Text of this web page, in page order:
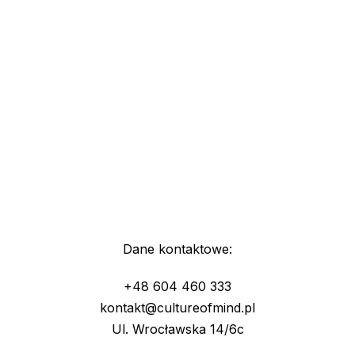
Dane kontaktowe:
+48 604 460 333
kontakt@cultureofmind.pl
Ul. Wrocławska 14/6c